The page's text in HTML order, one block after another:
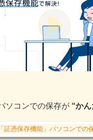
ソコンでの保存が “か